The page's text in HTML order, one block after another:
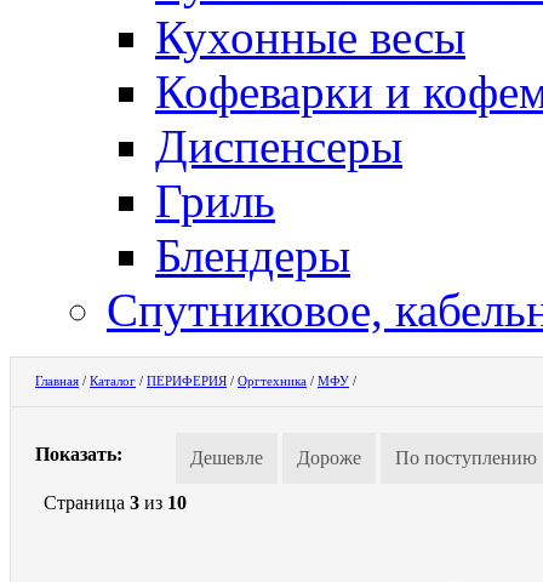
Кухонные весы
Кофеварки и
Диспенсеры
Гриль
Блендеры
Спутниковое,
Главная / Каталог / ПЕРИФЕРИЯ / Оргтехника / МФУ /
Показать: Дешевле Дороже По поступлению
Страница 3 из 10